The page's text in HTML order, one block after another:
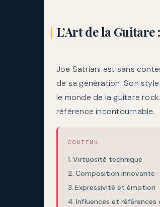
L’Art de la
Joe Satriani est sans
de sa génération. Son
le monde de la guitare
référence incontournable.
CONTENU
Virtuosité technique
Composition innovante
Expressivité et émotion
Influences et références